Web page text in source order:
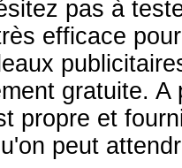
pas à
efficace
gratuite. A
propre et
peut